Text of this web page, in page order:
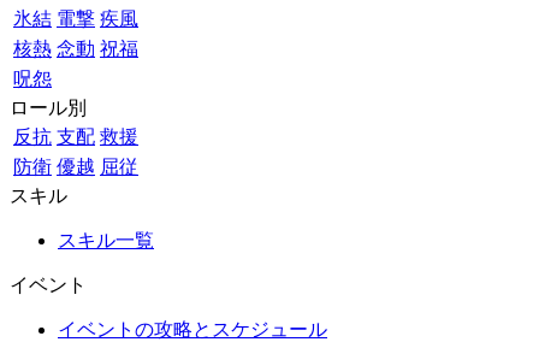
氷結 電撃 疾風
核熱 念動 祝福
呪怨
ロール別
反抗 支配 救援
防衛 優越 屈従
スキル
スキル一覧
イベント
イベントの攻略とスケジュール